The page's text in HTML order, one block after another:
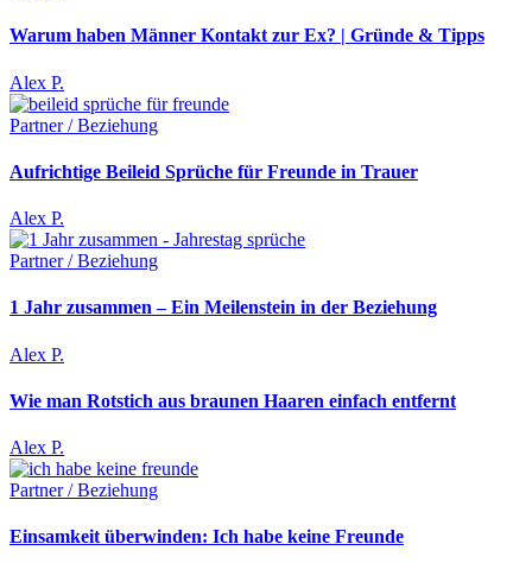
Warum haben Männer Kontakt zur Ex? | Gründe & Tipps
Alex P.
Partner / Beziehung
Aufrichtige Beileid Sprüche für Freunde in Trauer
Alex P.
Partner / Beziehung
1 Jahr zusammen – Ein Meilenstein in der Beziehung
Alex P.
Wie man Rotstich aus braunen Haaren einfach entfernt
Alex P.
Partner / Beziehung
Einsamkeit überwinden: Ich habe keine Freunde